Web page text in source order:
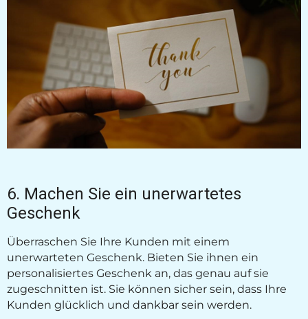
6. Machen Sie ein unerwartetes
Geschenk
Überraschen Sie Ihre Kunden mit einem
unerwarteten Geschenk. Bieten Sie ihnen ein
personalisiertes Geschenk an, das genau auf sie
zugeschnitten ist. Sie können sicher sein, dass Ihre
Kunden glücklich und dankbar sein werden.